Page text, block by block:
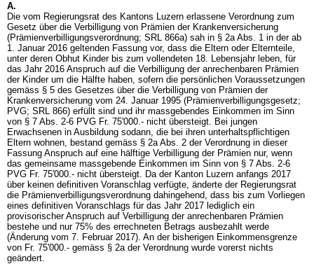
A.
Die vom Regierungsrat des Kantons Luzern erlassene Verordnung zum
Gesetz über die Verbilligung von Prämien der Krankenversicherung
(Prämienverbilligungsverordnung; SRL 866a) sah in § 2a Abs. 1 in der ab
1. Januar 2016 geltenden Fassung vor, dass die Eltern oder Elternteile,
unter deren Obhut Kinder bis zum vollendeten 18. Lebensjahr leben, für
das Jahr 2016 Anspruch auf die Verbilligung der anrechenbaren Prämien
der Kinder um die Hälfte haben, sofern die persönlichen Voraussetzungen
gemäss § 5 des Gesetzes über die Verbilligung von Prämien der
Krankenversicherung vom 24. Januar 1995 (Prämienverbilligungsgesetz;
PVG; SRL 866) erfüllt sind und ihr massgebendes Einkommen im Sinn
von § 7 Abs. 2-6 PVG Fr. 75'000.- nicht übersteigt. Bei jungen
Erwachsenen in Ausbildung sodann, die bei ihren unterhaltspflichtigen
Eltern wohnen, bestand gemäss § 2a Abs. 2 der Verordnung in dieser
Fassung Anspruch auf eine hälftige Verbilligung der Prämien nur, wenn
das gemeinsame massgebende Einkommen im Sinn von § 7 Abs. 2-6
PVG Fr. 75'000.- nicht übersteigt. Da der Kanton Luzern anfangs 2017
über keinen definitiven Voranschlag verfügte, änderte der Regierungsrat
die Prämienverbilligungsverordnung dahingehend, dass bis zum Vorliegen
eines definitiven Voranschlags für das Jahr 2017 lediglich ein
provisorischer Anspruch auf Verbilligung der anrechenbaren Prämien
bestehe und nur 75% des errechneten Betrags ausbezahlt werde
(Änderung vom 7. Februar 2017). An der bisherigen Einkommensgrenze
von Fr. 75'000.- gemäss § 2a der Verordnung wurde vorerst nichts
geändert.